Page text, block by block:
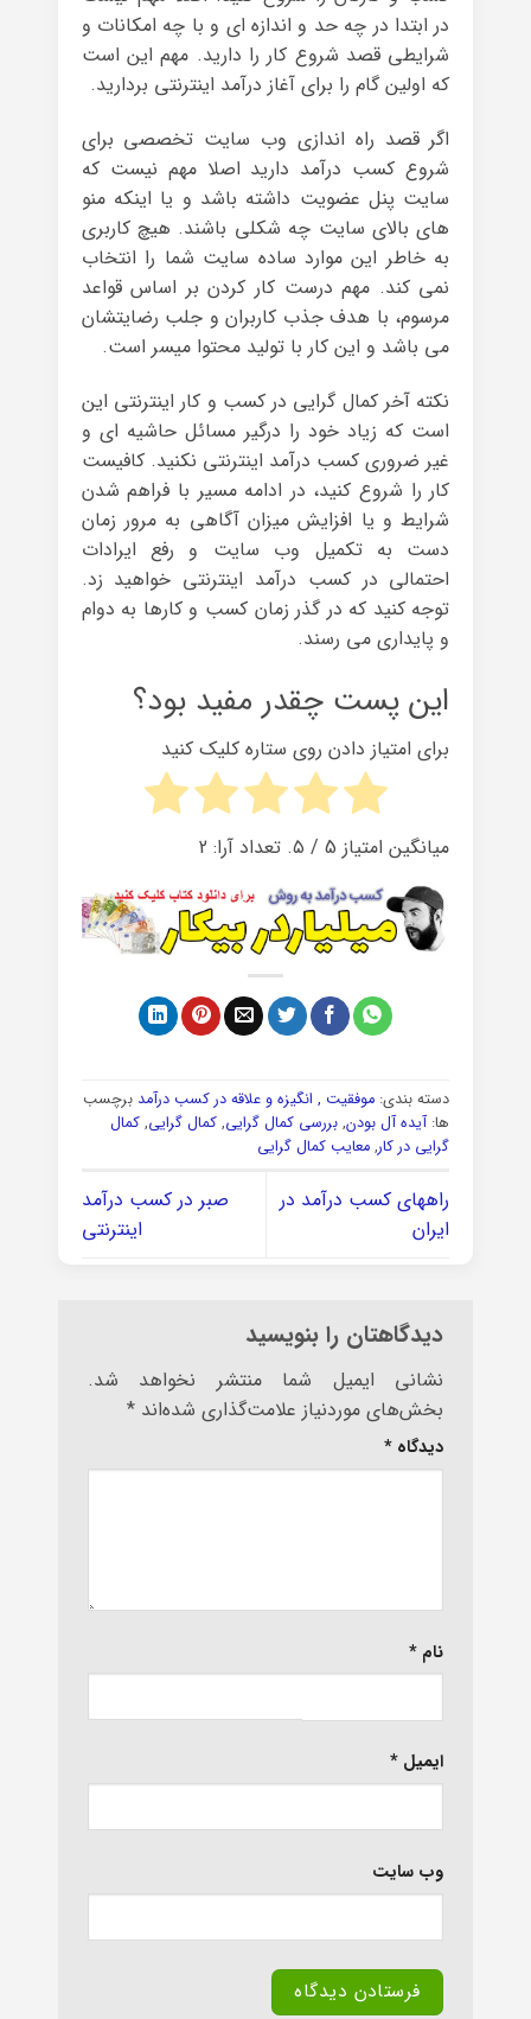
در ابتدا در چه حد و اندازه ای و با چه امکانات و
شرایطی قصد شروع کار را دارید. مهم این است
که اولین گام را برای آغاز درآمد اینترنتی بردارید.
اگر قصد راه اندازی وب سایت تخصصی برای
شروع کسب درآمد دارید اصلا مهم نیست که
سایت پنل عضویت داشته باشد و یا اینکه منو
های بالای سایت چه شکلی باشند. هیچ کاربری
به خاطر این موارد ساده سایت شما را انتخاب
نمی کند. مهم درست کار کردن بر اساس قواعد
مرسوم، با هدف جذب کاربران و جلب رضایتشان
می باشد و این کار با تولید محتوا میسر است.
نکته آخر کمال گرایی در کسب و کار اینترنتی این
است که زیاد خود را درگیر مسائل حاشیه ای و
غیر ضروری کسب درآمد اینترنتی نکنید. کافیست
کار را شروع کنید، در ادامه مسیر با فراهم شدن
شرایط و یا افزایش میزان آگاهی به مرور زمان
دست به تکمیل وب سایت و رفع ایرادات
احتمالی در کسب درآمد اینترنتی خواهید زد.
توجه کنید که در گذر زمان کسب و کارها به دوام
و پایداری می رسند.
این پست چقدر مفید بود؟
برای امتیاز دادن روی ستاره کلیک کنید
میانگین امتیاز 5/ ۵. تعداد آرا: 2
دسته بندی: موفقیت , انگیزه و علاقه در کسب درآمد برچسب
ها:آیده آل بودن, بررسی کمال گرایی, کمال گرایی, کمال
گرایی در کار, معایب کمال گرایی
راههای کسب درآمد در
ایران
صبر در کسب درآمد
اینترنتی
دیدگاهتان را بنویسید
نشانی ایمیل شما منتشر نخواهد شد.
بخش‌های موردنیاز علامت‌گذاری شده‌اند *
دیدگاه *
نام *
ایمیل *
وب‌ سایت